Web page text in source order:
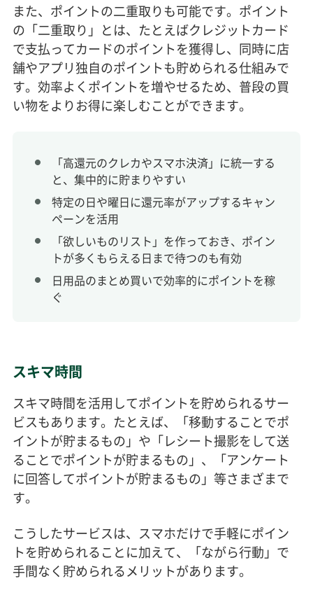
また、ポイントの二重取りも可能です。ポイント
の「二重取り」とは、たとえばクレジットカード
で支払ってカードのポイントを獲得し、同時に店
舗やアプリ独自のポイントも貯められる仕組みで
す。効率よくポイントを増やせるため、普段の買
い物をよりお得に楽しむことができます。
「高還元のクレカやスマホ決済」に統一する
と、集中的に貯まりやすい
特定の日や曜日に還元率がアップするキャン
ペーンを活用
「欲しいものリスト」を作っておき、ポイン
トが多くもらえる日まで待つのも有効
日用品のまとめ買いで効率的にポイントを稼
ぐ
スキマ時間
スキマ時間を活用してポイントを貯められるサー
ビスもあります。たとえば、「移動することでポ
イントが貯まるもの」や「レシート撮影をして送
ることでポイントが貯まるもの」、「アンケート
に回答してポイントが貯まるもの」等さまざまで
す。
こうしたサービスは、スマホだけで手軽にポイン
トを貯められることに加えて、「ながら行動」で
手間なく貯められるメリットがあります。